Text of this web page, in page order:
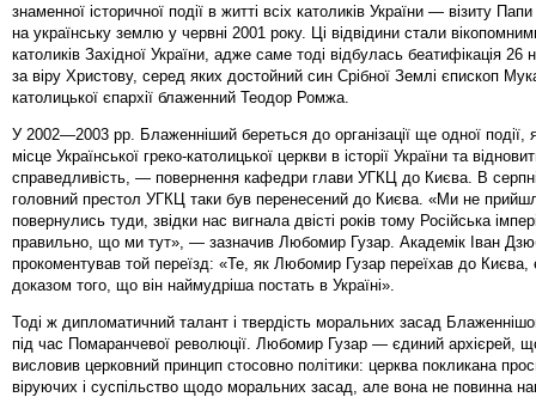
знаменної історичної події в житті всіх католиків України — візиту
на українську землю у червні 2001 року. Ці відвідини стали
католиків Західної України, адже саме тоді відбулась беатифікація 26
за віру Христову, серед яких достойний син Срібної Землі єпископ
католицької єпархії блаженний Теодор Ромжа.
У 2002—2003 рр. Блаженніший береться до організації ще одної події,
місце Української греко-католицької церкви в історії України та
справедливість, — повернення кафедри глави УГКЦ до Києва. В
головний престол УГКЦ таки був перенесений до Києва. «Ми не
повернулись туди, звідки нас вигнала двісті років тому Російська
правильно, що ми тут», — зазначив Любомир Гузар. Академік Іван
прокоментував той переїзд: «Те, як Любомир Гузар переїхав до Києва,
доказом того, що він наймудріша постать в Україні».
Тоді ж дипломатичний талант і твердість моральних засад
під час Помаранчевої революції. Любомир Гузар — єдиний архієрей,
висловив церковний принцип стосовно політики: церква покликана
віруючих і суспільство щодо моральних засад, але вона не повинна